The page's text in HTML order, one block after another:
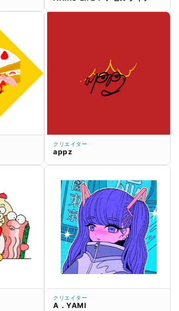
クリエイター
appz
クリエイター
A．YAMI